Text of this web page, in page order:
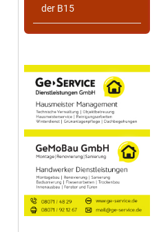
der B15